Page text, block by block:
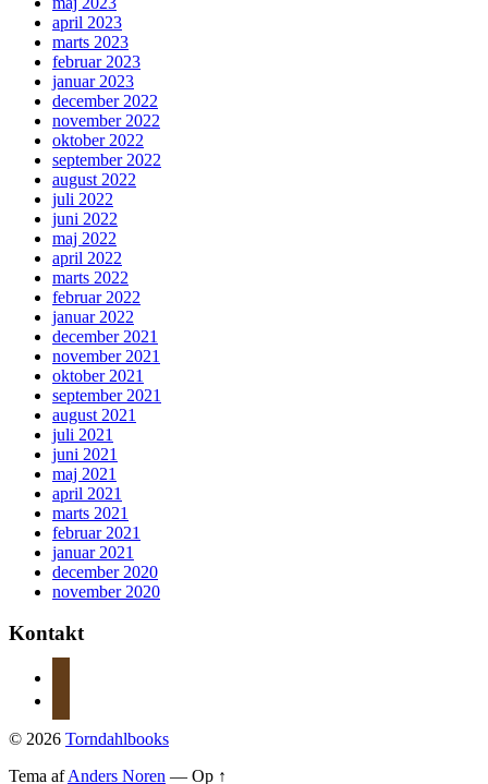
april 2023
marts 2023
februar 2023
januar 2023
december 2022
november 2022
oktober 2022
september 2022
august 2022
juli 2022
juni 2022
maj 2022
april 2022
marts 2022
februar 2022
januar 2022
december 2021
november 2021
oktober 2021
september 2021
august 2021
juli 2021
juni 2021
maj 2021
april 2021
marts 2021
februar 2021
januar 2021
december 2020
november 2020
Kontakt
© 2026 Torndahlbooks
Tema afAnders Noren — Op ↑